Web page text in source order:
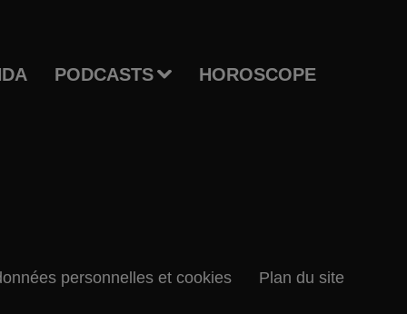
PODCASTS HOROSCOPE
personnelles et cookies Plan du site